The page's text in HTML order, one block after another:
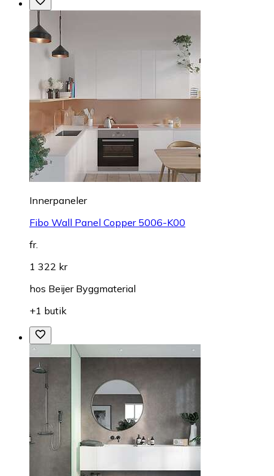
Innerpaneler
Fibo Wall Panel Copper 5006-K00
fr.
1 322 kr
hos Beijer Byggmaterial
+1 butik